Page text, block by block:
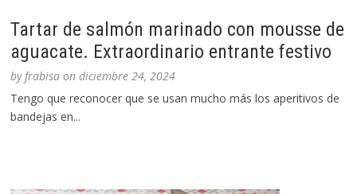
Tartar de salmón marinado con mousse de
aguacate. Extraordinario entrante festivo
byfrabisa ondiciembre 24, 2024
Tengo que reconocer que se usan mucho más los aperitivos de
bandejas en...